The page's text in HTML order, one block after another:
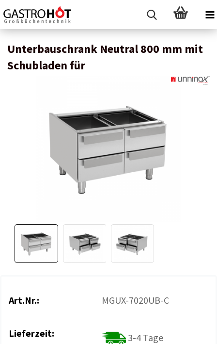
Unterbauschrank Neutral 800 mm mit
Schubladen für
Art.Nr.: MGUX-7020UB-C
Lieferzeit: 3-4 Tage